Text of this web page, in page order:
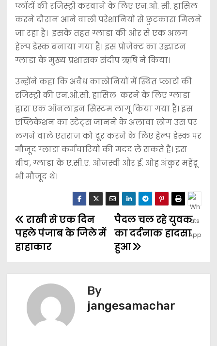
प्लॉटों की रजिस्ट्री करवाने के लिए एन.ओ. सी. हासिल
करने दौरान आने वाली परेशानियों से छुटकारा मिलने
जा रहा है। इसके तहत ग्लाडा की ओर से एक अलग
हेल्प डेस्क बनाया गया है। इस प्रोजेक्ट का उद्घाटन
ग्लाडा के मुख्य प्रशासक संदीप ऋषि ने किया।
उन्होंने कहा कि अवैध कालोनियों में स्थित प्लाटों की
रजिस्ट्री की एन.ओ.सी. हासिल करने के लिए ग्लाडा
द्वारा एक ऑनलाइन सिस्टम लागू किया गया है। इस
एप्लिकेशन का स्टेट्स जानने के अलावा लोग उस पर
लगने वाले एतराज को दूर करने के लिए हेल्प डेस्क पर
मौजूद ग्लाडा कर्मचारियों की मदद ले सकते हैं। इस
बीच, ग्लाडा के ए.सी.ए. ओजस्वी और ई. ओह अंकुर महेंद्रू
भी मौजूद थे।
पैदल चल रहे युवक
का दर्दनाक हादसा
हुआ
राखी से एक दिन
पहले पंजाब के जिले में
हाहाकार
By
jangesamachar